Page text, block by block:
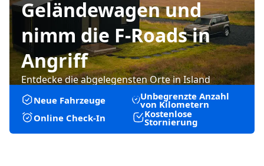
Geländewagen und
nimm die F-Roads in
Angriff
Entdecke die abgelegensten Orte in Island
Neue Fahrzeuge Unbegrenzte Anzahl
von Kilometern
Online Check-In
Kostenlose
Stornierung